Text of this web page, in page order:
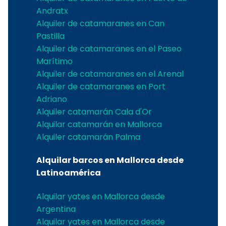
Andratx
Alquiler de catamaranes en Can
Pastilla
Alquiler de catamaranes en el Paseo
Marítimo
Alquiler de catamaranes en el Arenal
Alquiler de catamaranes en Port
Adriano
Alquiler catamarán Cala d'Or
Alquilar catamarán en Mallorca
Alquiler catamarán Palma
Alquilar barcos en Mallorca desde
Latinoamérica
Alquilar yates en Mallorca desde
Argentina
Alquilar yates en Mallorca desde